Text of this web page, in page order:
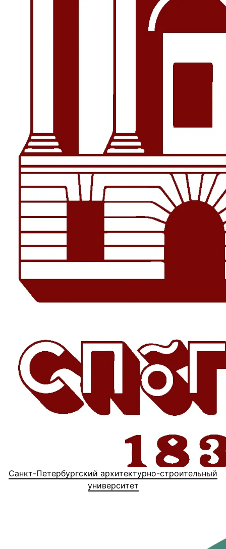
Санкт-Петербургский архитектурно-строительный
университет